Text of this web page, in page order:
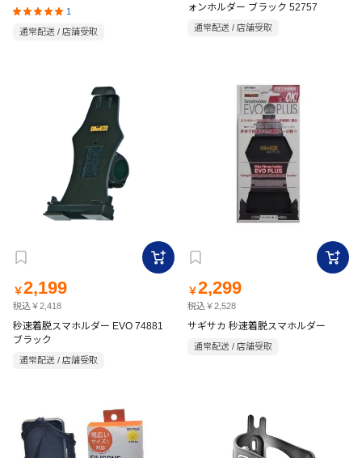
1
通常配送 / 店舗受取
ォンホルダー ブラック 52757
通常配送 / 店舗受取
￥2,199
税込￥2,418
秒速着脱スマホルダー EVO 74881
ブラック
通常配送 / 店舗受取
￥2,299
税込￥2,528
サギサカ 秒速着脱スマホルダー
通常配送 / 店舗受取